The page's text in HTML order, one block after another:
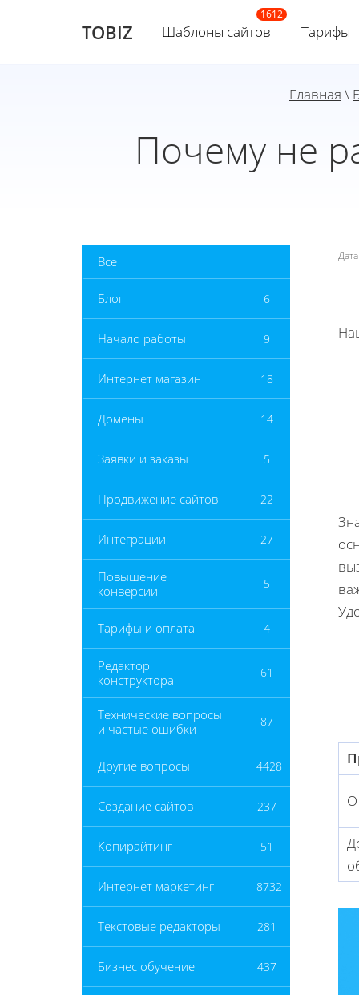
TOBIZ Шаблоны сайтов Тарифы
Главная \
Почему не
Все
Блог 6
Начало работы 9
Интернет магазин 18
Домены 14
Заявки и заказы 5
Продвижение сайтов 22
Интеграции 27
Повышение
конверсии
5
Тарифы и оплата 4
Редактор
конструктора
61
Технические вопросы
и частые ошибки
87
Другие вопросы 4428
Создание сайтов 237
Копирайтинг 51
Интернет маркетинг 8732
Текстовые редакторы 281
Бизнес обучение 437